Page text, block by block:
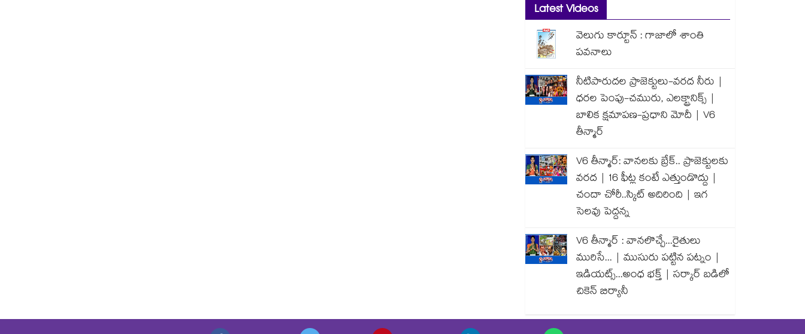
Latest Videos
వెలుగు కార్టూన్ : గాజాలో శాంతి
పవనాలు
నీటిపారుదల ప్రాజెక్టులు-వరద నీరు |
ధరల పెంపు-చమురు, ఎలక్ట్రానిక్స్ |
బాలిక క్షమాపణ-ప్రధాని మోదీ | V6
తీన్మార్
V6 తీన్మార్: వానలకు బ్రేక్.. ప్రాజెక్టులకు
వరద | 16 ఫీట్ల కంటే ఎత్తుండొద్దు |
చందా చోరీ..స్కిట్ అదిరింది | ఇగ
సెలవు పెద్దన్న
V6 తీన్మార్ : వానలొచ్చే...రైతులు
మురిసే... | ముసురు పట్టిన పట్నం |
ఇడియట్స్...అంధ భక్త్ | సర్కార్ బడిలో
చికెన్ బిర్యానీ